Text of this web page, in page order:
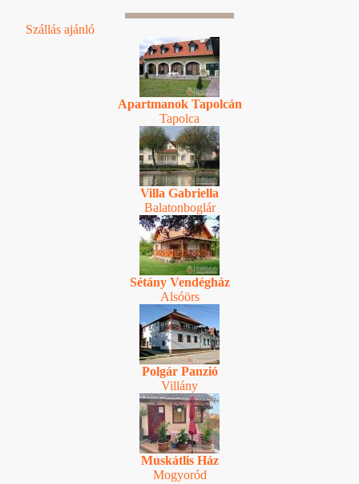
Szállás ajánló
Apartmanok Tapolcán
Tapolca
Villa Gabriella
Balatonboglár
Sétány Vendégház
Alsóörs
Polgár Panzió
Villány
Muskátlis Ház
Mogyoród